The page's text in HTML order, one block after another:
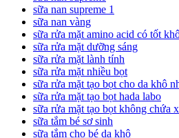
sữa nan supreme 1
sữa nan vàng
sữa rửa mặt amino acid có tốt
sữa rửa mặt dưỡng sáng
sữa rửa mặt lành tính
sữa rửa mặt nhiều bọt
sữa rửa mặt tạo bọt cho da khô
sữa rửa mặt tạo bọt hada labo
sữa rửa mặt tạo bọt không chứa
sữa tắm bé sơ sinh
sữa tắm cho bé da khô